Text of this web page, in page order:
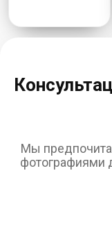
Мы
фотографиями